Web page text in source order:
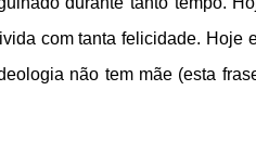
com tanta felicidade. Hoje
não tem mãe (esta